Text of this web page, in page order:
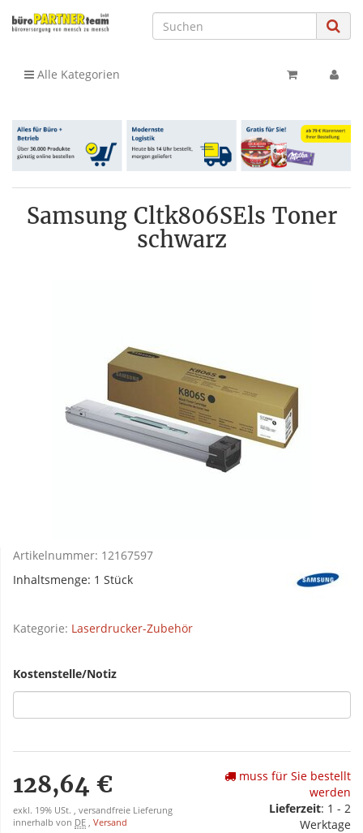
Alle Kategorien
Samsung Cltk806SEls Toner
schwarz
Artikelnummer: 12167597
Inhaltsmenge: 1 Stück
Kategorie: Laserdrucker-Zubehör
Kostenstelle/Notiz
128,64 €
exkl. 19% USt. , versandfreie Lieferung
innerhalb von DE , Versand
muss für Sie bestellt
werden
Lieferzeit: 1 - 2
Werktage